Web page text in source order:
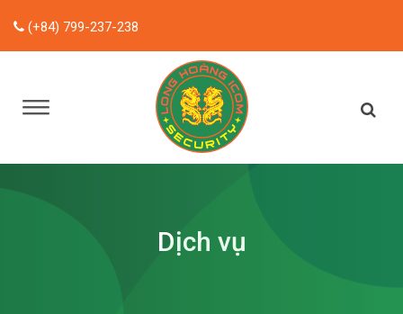
(+84) 799-237-238
Dịch vụ